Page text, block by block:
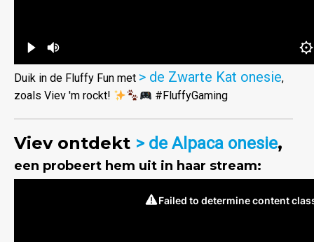
Duik in de Fluffy Fun met > de Zwarte Kat onesie,
zoals Viev 'm rockt!
#FluffyGaming
Viev ontdekt > de Alpaca onesie,
een probeert hem uit in haar stream: